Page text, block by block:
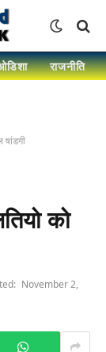
राजनीति
को
November 2,